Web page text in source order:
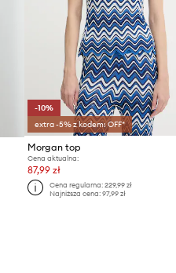
-10%
extra -5% z kodem: OFF*
Morgan top
Cena aktualna:
87,99 zł
Cena regularna: 229,99 zł
Najniższa cena: 97,99 zł